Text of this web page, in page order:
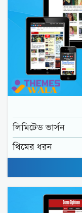
লিমিটেড ভার্সন
থিমের ধরন